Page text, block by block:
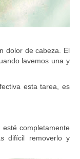
dolor de cabeza. El
lavemos una y
esta tarea, es
completamente
difícil removerlo y